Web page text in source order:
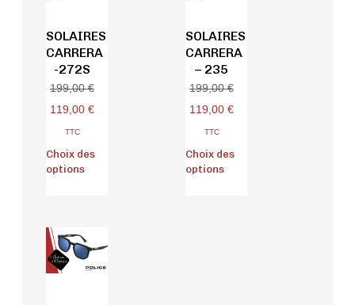
SOLAIRES
CARRERA
-272S
199,00€
119,00 €
TTC
Choix des
options
SOLAIRES
CARRERA
– 235
199,00€
119,00 €
TTC
Choix des
options